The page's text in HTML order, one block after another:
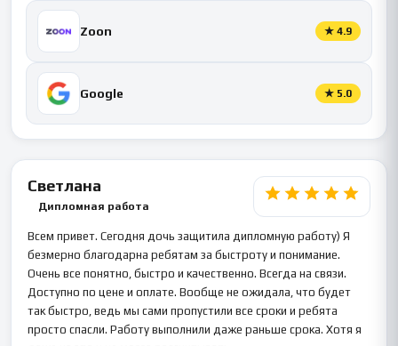
Zoon ★ 4.9
Google ★ 5.0
Светлана
Дипломная работа
Всем привет. Сегодня дочь защитила дипломную работу) Я
безмерно благодарна ребятам за быстроту и понимание.
Очень все понятно, быстро и качественно. Всегда на связи.
Доступно по цене и оплате. Вообще не ожидала, что будет
так быстро, ведь мы сами пропустили все сроки и ребята
просто спасли. Работу выполнили даже раньше срока. Хотя я